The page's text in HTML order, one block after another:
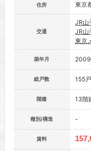
住所 東京
交通
JR山
JR山
東京
築年月 2009
総戸数 155戸
階建 13階
種別/構造 -
賃料